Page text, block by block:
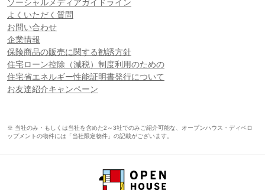
ソーシャルメディアガイドライン
よくいただく質問
お問い合わせ
企業情報
保険商品の販売に関する勧誘方針
住宅ローン控除（減税）制度利用のための
住宅省エネルギー性能証明書発行について
お友達紹介キャンペーン
※ 当社のみ・もしくは当社を含めた2～3社でのみご紹介可能な、オープンハウス・ディベロ
ップメントの物件には「当社限定物件」の記載がございます。